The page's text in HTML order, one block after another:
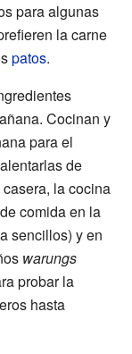
para algunas
la carne
patos.
Cocinan y
para el
de
la cocina
comida en la
sencillos) y en
warungs
probar la
hasta